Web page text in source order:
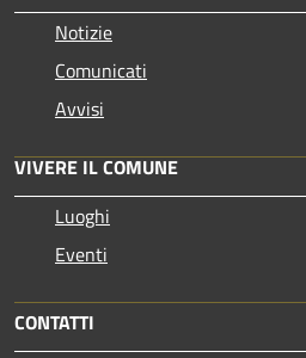
Notizie
Comunicati
Avvisi
VIVERE IL COMUNE
Luoghi
Eventi
CONTATTI